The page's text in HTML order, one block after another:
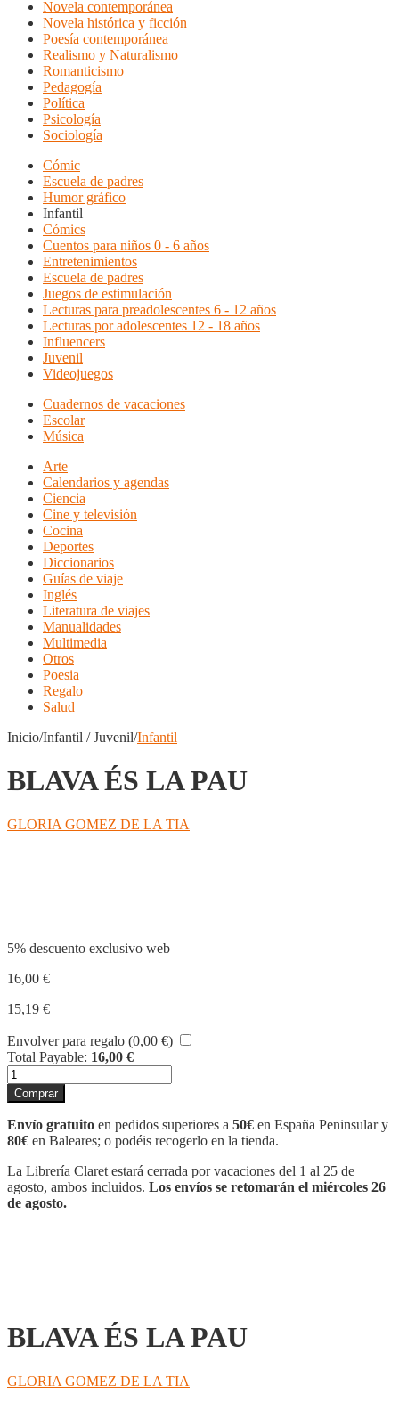
Novela contemporánea
Novela histórica y ficción
Poesía contemporánea
Realismo y Naturalismo
Romanticismo
Pedagogía
Política
Psicología
Sociología
Cómic
Escuela de padres
Humor gráfico
Infantil
Cómics
Cuentos para niños 0 - 6 años
Entretenimientos
Escuela de padres
Juegos de estimulación
Lecturas para preadolescentes 6 - 12 años
Lecturas por adolescentes 12 - 18 años
Influencers
Juvenil
Videojuegos
Cuadernos de vacaciones
Escolar
Música
Arte
Calendarios y agendas
Ciencia
Cine y televisión
Cocina
Deportes
Diccionarios
Guías de viaje
Inglés
Literatura de viajes
Manualidades
Multimedia
Otros
Poesia
Regalo
Salud
Inicio/Infantil / Juvenil/Infantil
BLAVA ÉS LA PAU
GLORIA GOMEZ DE LA TIA
5% descuento exclusivo web
16,00 €
15,19 €
Envolver para regalo (0,00 €)
Total Payable: 16,00 €
BLAVA
ÉS
LA
PAU
cantidad
Comprar
Envío gratuito en pedidos superiores a 50€ en España Peninsular y
80€ en Baleares; o podéis recogerlo en la tienda.
La Librería Claret estará cerrada por vacaciones del 1 al 25 de
agosto, ambos incluidos. Los envíos se retomarán el miércoles 26
de agosto.
BLAVA ÉS LA PAU
GLORIA GOMEZ DE LA TIA